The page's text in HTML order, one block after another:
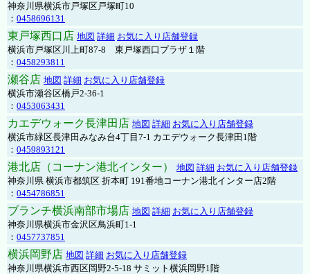
神奈川県横浜市戸塚区戸塚町10
： 0458696131
東戸塚西口店 地図 詳細 お気に入り店舗登録
横浜市戸塚区川上町87-8 東戸塚西口プラザ１階
： 0458293811
瀬谷店 地図 詳細 お気に入り店舗登録
横浜市瀬谷区橋戸2-36-1
： 0453063431
カエデウォーク長津田店 地図 詳細 お気に入り店舗登録
横浜市緑区長津田みなみ台4丁目7-1 カエデウォーク長津田1階
： 0459893121
港北店（コーナン港北インター） 地図 詳細 お気に入り店舗登録
神奈川県 横浜市都筑区 折本町 191番地コーナン港北インター店2階
： 0454786851
ブランチ横浜南部市場店 地図 詳細 お気に入り店舗登録
神奈川県横浜市金沢区鳥浜町1-1
： 0457737851
横浜岡野店 地図 詳細 お気に入り店舗登録
神奈川県横浜市西区岡野2-5-18 サミット横浜岡野1階